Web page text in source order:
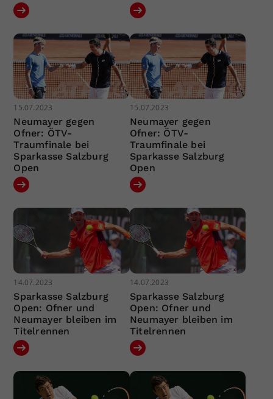
15.07.2023
Neumayer gegen
Ofner: ÖTV-
Traumfinale bei
Sparkasse Salzburg
Open
15.07.2023
Neumayer gegen
Ofner: ÖTV-
Traumfinale bei
Sparkasse Salzburg
Open
14.07.2023
Sparkasse Salzburg
Open: Ofner und
Neumayer bleiben im
Titelrennen
14.07.2023
Sparkasse Salzburg
Open: Ofner und
Neumayer bleiben im
Titelrennen